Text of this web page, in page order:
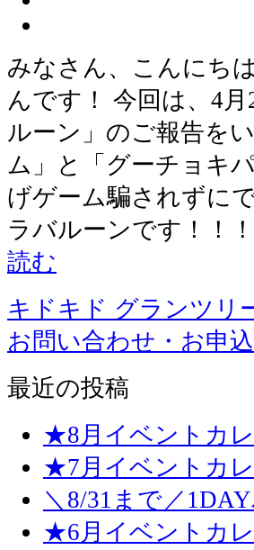
みなさん、こんにち
んです！ 今回は、4
ルーン」のご報告を
ム」と「グーチョキ
げゲーム騙されずに
ラバルーンです！！
読む
キドキド グランツリ
お問い合わせ・お申
最近の投稿
★8月イベントカ
★7月イベントカ
＼8/31まで／
★6月イベントカ